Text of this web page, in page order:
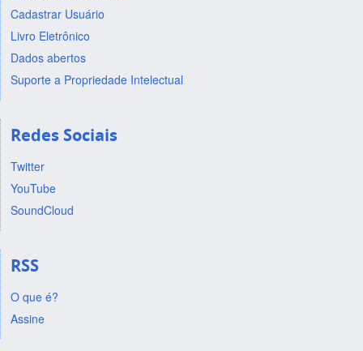
Cadastrar Usuário
Livro Eletrônico
Dados abertos
Suporte a Propriedade Intelectual
Redes Sociais
Twitter
YouTube
SoundCloud
RSS
O que é?
Assine